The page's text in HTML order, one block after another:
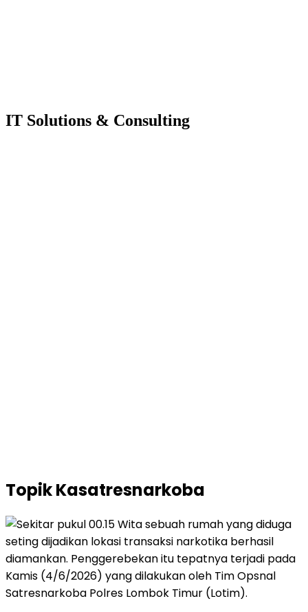
IT Solutions & Consulting
TopikKasatresnarkoba